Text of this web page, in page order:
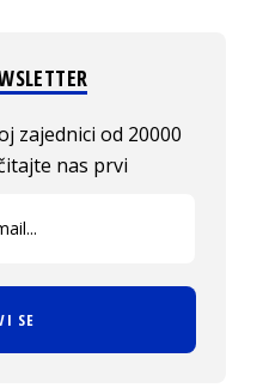
zajednici od 20000
nas prvi
SE